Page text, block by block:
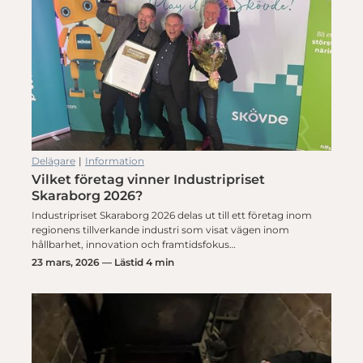
Delägare | Information
Vilket företag vinner Industripriset
Skaraborg 2026?
Industripriset Skaraborg 2026 delas ut till ett företag inom
regionens tillverkande industri som visat vägen inom
hållbarhet, innovation och framtidsfokus…
23 mars, 2026 — Lästid 4 min